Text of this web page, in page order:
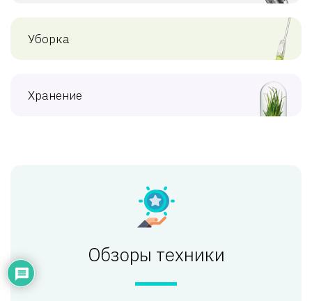
Уборка
Хранение
Обзоры техники